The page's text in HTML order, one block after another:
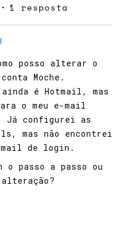
1 resposta
posso alterar o
Moche.
é Hotmail, mas
o meu e-mail
Já configurei as
mas não encontrei
de login.
o passo a passo ou